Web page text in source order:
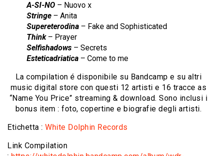
A-SI-NO – Nuovo x
Stringe – Anita
Supereterodina – Fake and Sophisticated
Think– Prayer
Selfishadows – Secrets
Esteticadriatica – Come to me
La compilation é disponibile su Bandcamp e su altri
music digital store con questi 12 artisti e 16 tracce as
“Name You Price” streaming & download. Sono inclusi i
bonus item : foto, copertine e biografie degli artisti.
Etichetta : White Dolphin Records
Link Compilation